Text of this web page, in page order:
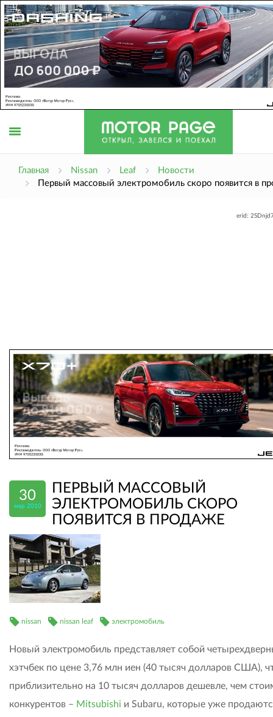
Главная Nissan Leaf
Новости
Первый массовый электромобиль скоро появится в
erid:
30
мар 2010
ПЕРВЫЙ МАССОВЫЙ
ЭЛЕКТРОМОБИЛЬ СКОРО
ПОЯВИТСЯ В ПРОДАЖЕ
nissan nissan leaf электромобиль
Новый электромобиль представляет собой
хэтчбек по цене 3,76 млн иен (40 тысяч долларов США),
приблизительно на 10 тысяч долларов дешевле, чем
конкурентов – Mitsubishi и Subaru, которые уже